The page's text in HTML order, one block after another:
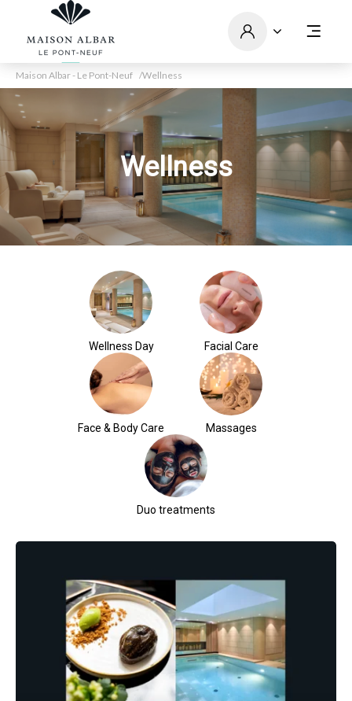
Maison Albar - Le Pont-Neuf Wellness
Wellness
Wellness Day Facial Care
Face & Body Care Massages
Duo treatments